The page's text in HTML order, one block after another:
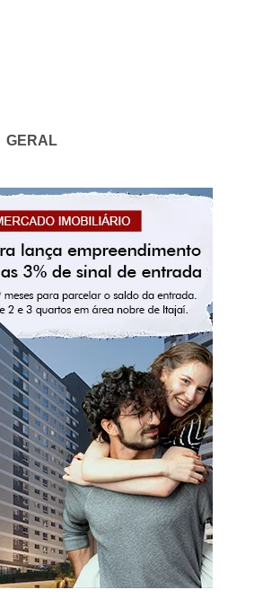
GERAL